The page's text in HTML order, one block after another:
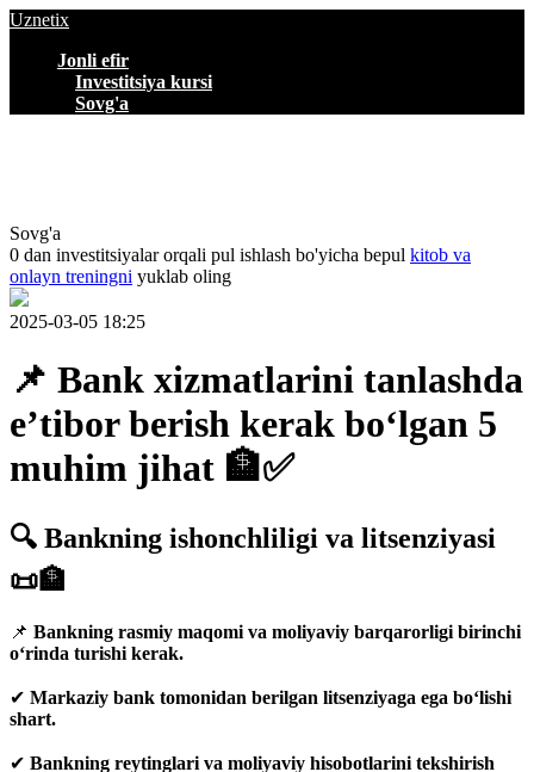
Uznetix
Jonli efir
Investitsiya kursi
Sovg'a
Sovg'a
0 dan investitsiyalar orqali pul ishlash bo'yicha bepul kitob va
onlayn treningni yuklab oling
2025-03-05 18:25
📌 Bank xizmatlarini tanlashda
e’tibor berish kerak bo‘lgan 5
muhim jihat 🏦✅
🔍 Bankning ishonchliligi va litsenziyasi
📜🏦
📌 Bankning rasmiy maqomi va moliyaviy barqarorligi birinchi
o‘rinda turishi kerak.
✔ Markaziy bank tomonidan berilgan litsenziyaga ega bo‘lishi
shart.
✔ Bankning reytinglari va moliyaviy hisobotlarini tekshirish